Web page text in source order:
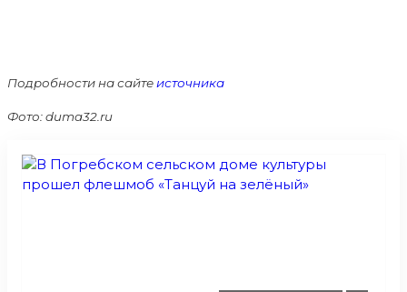
Подробности на сайте источника
Фото: duma32.ru